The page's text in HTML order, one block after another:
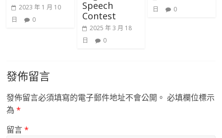
2023 年 1 月 10
日
0
Speech
Contest
2025 年 3 月 18
日
0
日
0
發佈留言
發佈留言必須填寫的電子郵件地址不會公開。 必填欄位標示
為*
留言*